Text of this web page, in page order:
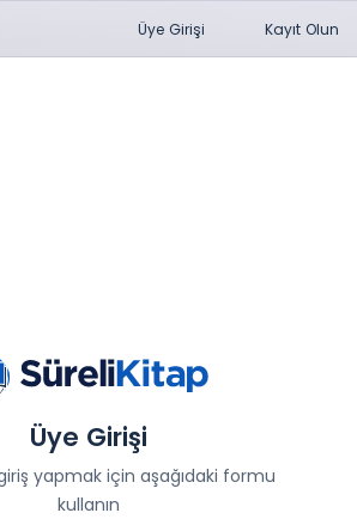
Üye Girişi Kayıt Olun
Üye Girişi
giriş yapmak için aşağıdaki formu
kullanın